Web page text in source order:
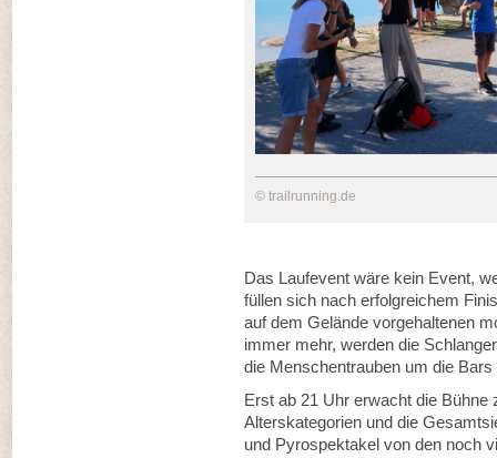
© trailrunning.de
Das Laufevent wäre kein Event,
füllen sich nach erfolgreichem
auf dem Gelände vorgehaltenen
immer mehr, werden die
die Menschentrauben um die
Erst ab 21 Uhr erwacht die
Alterskategorien und die
und Pyrospektakel von den noch